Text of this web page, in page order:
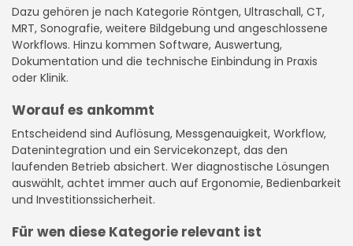
Dazu gehören je nach Kategorie Röntgen, Ultraschall, CT,
MRT, Sonografie, weitere Bildgebung und angeschlossene
Workflows. Hinzu kommen Software, Auswertung,
Dokumentation und die technische Einbindung in Praxis
oder Klinik.
Worauf es ankommt
Entscheidend sind Auflösung, Messgenauigkeit, Workflow,
Datenintegration und ein Servicekonzept, das den
laufenden Betrieb absichert. Wer diagnostische Lösungen
auswählt, achtet immer auch auf Ergonomie, Bedienbarkeit
und Investitionssicherheit.
Für wen diese Kategorie relevant ist